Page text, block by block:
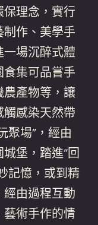
理念，實行
作、美學手
場沉醉式體
集可品嘗手
農產物等，讓
感染天然帶
聚場”，經由
城堡，踏進“回
記憶，或到精
由過程互動
術手作的情